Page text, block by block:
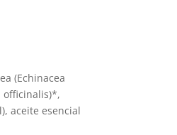
(Echinacea
officinalis)*,
aceite esencial